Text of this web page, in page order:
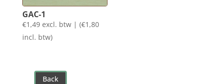
GAC-1
€1,49 excl. btw | (€1,80
incl. btw)
Back